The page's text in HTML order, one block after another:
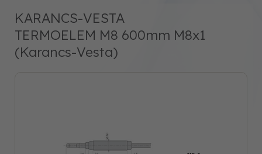
KARANCS-VESTA
TERMOELEM M8 600mm M8x1
(Karancs-Vesta)